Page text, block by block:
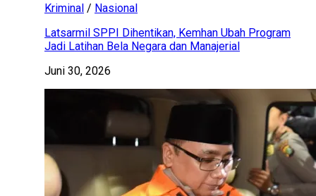
Kriminal / Nasional
Latsarmil SPPI Dihentikan, Kemhan Ubah Program
Jadi Latihan Bela Negara dan Manajerial
Juni 30, 2026